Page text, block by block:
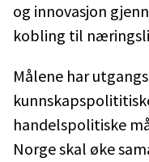
og innovasjon
kobling til
Målene har
handelspolitiske
Norge skal øke